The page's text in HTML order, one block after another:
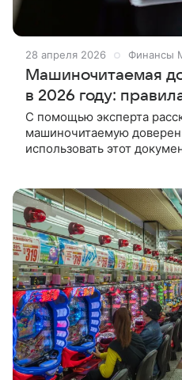
28 апреля 2026 Финансы
Машиночитаемая
в 2026 году:
С помощью эксперта
машиночитаемую
использовать этот